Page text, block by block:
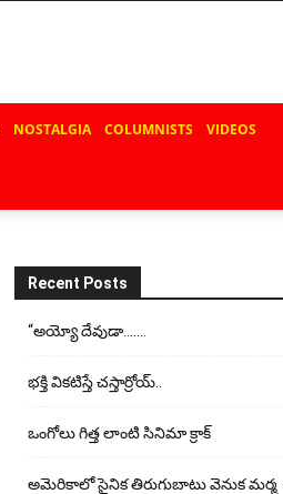
NOSTALGIA COLUMNISTS VIDEOS
Recent Posts
“అయ్యో దేవుడా…….
భ‌క్తి విక‌టిస్తే చ‌స్తార్రోయ్‌..
ఒంగోలు గిత్త లాంటి సినిమా క్రాక్
అమెరికాలో సైనిక తిరుగుబాటు వెనుక